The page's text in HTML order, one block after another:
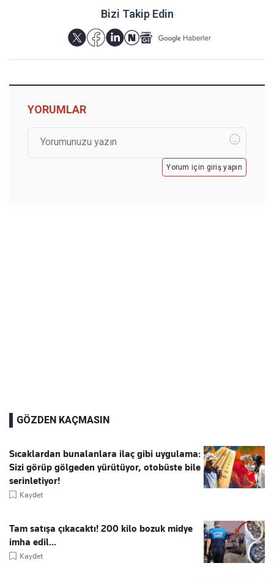
Bizi Takip Edin
YORUMLAR
Yorum için giriş yapın
GÖZDEN KAÇMASIN
Sıcaklardan bunalanlara ilaç gibi uygulama:
Sizi görüp gölgeden yürütüyor, otobüste bile
serinletiyor!
Kaydet
Tam satışa çıkacaktı! 200 kilo bozuk midye
imha edil...
Kaydet